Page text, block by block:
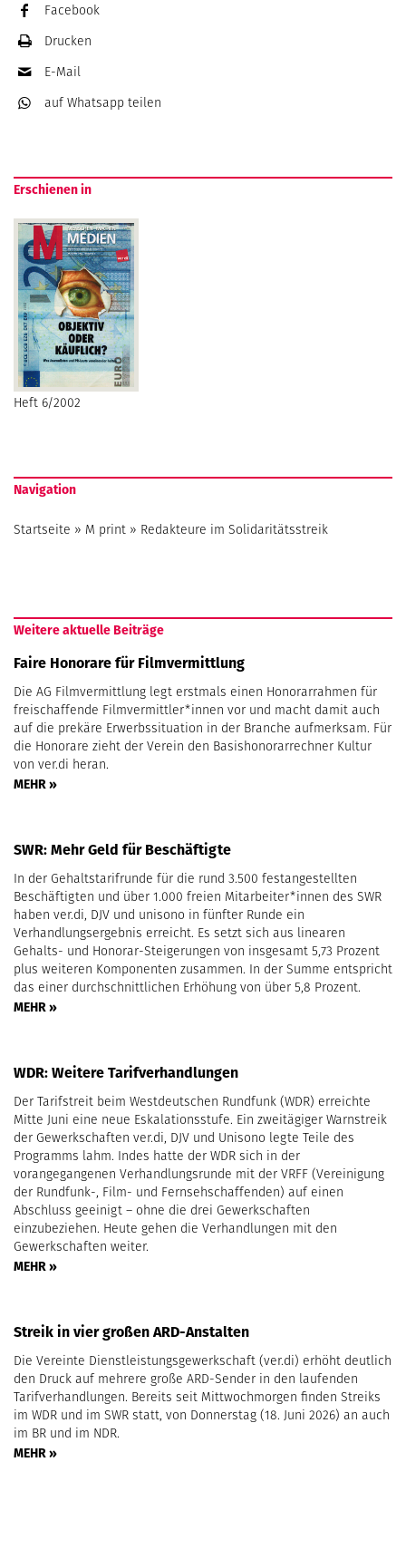
Facebook
Drucken
E-Mail
auf Whatsapp teilen
Erschienen in
Heft 6/2002
Navigation
Startseite » M print » Redakteure im Solidaritätsstreik
Weitere aktuelle Beiträge
Faire Honorare für Filmvermittlung
Die AG Filmvermittlung legt erstmals einen Honorarrahmen für
freischaffende Filmvermittler*innen vor und macht damit auch
auf die prekäre Erwerbssituation in der Branche aufmerksam. Für
die Honorare zieht der Verein den Basishonorarrechner Kultur
von ver.di heran.
MEHR »
SWR: Mehr Geld für Beschäftigte
In der Gehaltstarifrunde für die rund 3.500 festangestellten
Beschäftigten und über 1.000 freien Mitarbeiter*innen des SWR
haben ver.di, DJV und unisono in fünfter Runde ein
Verhandlungsergebnis erreicht. Es setzt sich aus linearen
Gehalts- und Honorar-Steigerungen von insgesamt 5,73 Prozent
plus weiteren Komponenten zusammen. In der Summe entspricht
das einer durchschnittlichen Erhöhung von über 5,8 Prozent.
MEHR »
WDR: Weitere Tarifverhandlungen
Der Tarifstreit beim Westdeutschen Rundfunk (WDR) erreichte
Mitte Juni eine neue Eskalationsstufe. Ein zweitägiger Warnstreik
der Gewerkschaften ver.di, DJV und Unisono legte Teile des
Programms lahm. Indes hatte der WDR sich in der
vorangegangenen Verhandlungsrunde mit der VRFF (Vereinigung
der Rundfunk-, Film- und Fernsehschaffenden) auf einen
Abschluss geeinigt – ohne die drei Gewerkschaften
einzubeziehen. Heute gehen die Verhandlungen mit den
Gewerkschaften weiter.
MEHR »
Streik in vier großen ARD-Anstalten
Die Vereinte Dienstleistungsgewerkschaft (ver.di) erhöht deutlich
den Druck auf mehrere große ARD-Sender in den laufenden
Tarifverhandlungen. Bereits seit Mittwochmorgen finden Streiks
im WDR und im SWR statt, von Donnerstag (18. Juni 2026) an auch
im BR und im NDR.
MEHR »